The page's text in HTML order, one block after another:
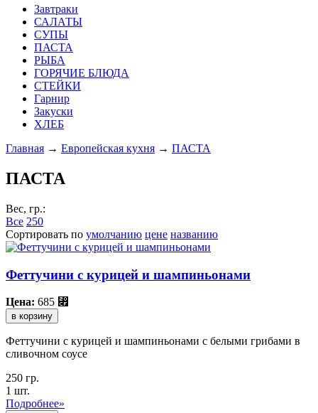
Завтраки
САЛАТЫ
СУПЫ
ПАСТА
РЫБА
ГОРЯЧИЕ БЛЮДА
СТЕЙКИ
Гарнир
Закуски
ХЛЕБ
Главная → Европейская кухня → ПАСТА
ПАСТА
Вес, гр.:
Все 250
Сортировать по умолчанию цене названию
Феттучини с курицей и шампиньонами
Цена: 685 ⃏
в корзину
Феттучини с курицей и шампиньонами с белыми грибами в
сливочном соусе
250 гр.
1 шт.
Подробнее»